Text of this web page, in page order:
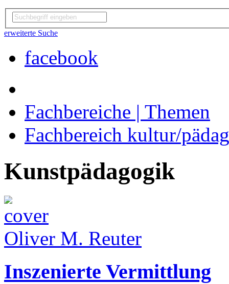
erweiterte Suche
facebook
Fachbereiche | Themen
Fachbereich kultur/
Kunstpädagogik
Oliver M. Reuter
Inszenierte Vermittlung